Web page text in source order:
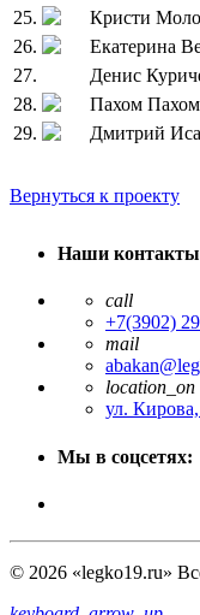
25.
Кристи
26.
Екатерина
27.
Денис
28.
Пахом
29.
Дмитрий
Вернуться к проекту
Наши
call
+7(3902)
mail
location_on
ул.
Мы в соцсетях:
© 2026 «legko19.ru»